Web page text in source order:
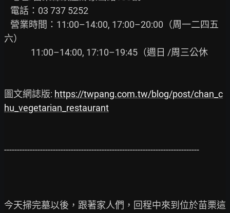
六）
圖文網誌版: https://twpang.com.tw/blog/post/chan_c
hu_vegetarian_restaurant
----------------------------------------------------------------------------
今天掃完墓以後，跟著家人們，回程中來到位於苗栗這